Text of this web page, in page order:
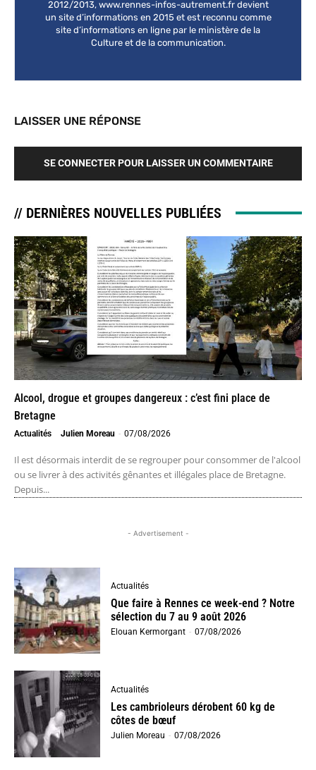
2012/2013, www.rennes-infos-autrement.fr devient
un site d’informations en 2015 et est reconnu comme
site d’informations en ligne par le ministère de la
Culture et de la communication.
LAISSER UNE RÉPONSE
SE CONNECTER POUR LAISSER UN COMMENTAIRE
// DERNIÈRES NOUVELLES PUBLIÉES
Alcool, drogue et groupes dangereux : c’est fini place de
Bretagne
Actualités Julien Moreau - 07/08/2026
Il est désormais interdit de se regrouper pour consommer de l'alcool
ou se livrer à des activités gênantes et illégales place de Bretagne.
Depuis...
- Advertisement -
Actualités
Que faire à Rennes ce week-end ? Notre
sélection du 7 au 9 août 2026
Elouan Kermorgant - 07/08/2026
Actualités
Les cambrioleurs dérobent 60 kg de
côtes de bœuf
Julien Moreau - 07/08/2026